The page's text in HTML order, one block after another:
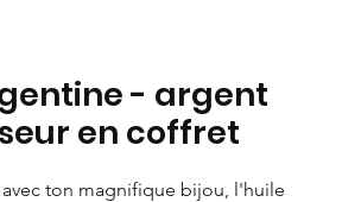
- argent
en coffret
ton magnifique bijou, l'huile